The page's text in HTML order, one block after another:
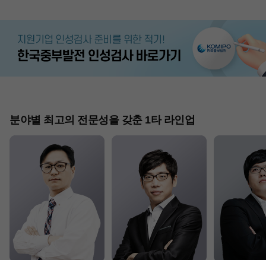
분야별 최고의 전문성을 갖춘 1타 라인업